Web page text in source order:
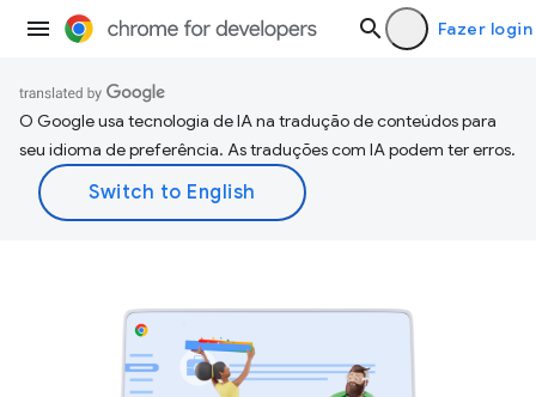
Fazer login
O Google usa tecnologia de IA na tradução de conteúdos para
seu idioma de preferência. As traduções com IA podem ter erros.